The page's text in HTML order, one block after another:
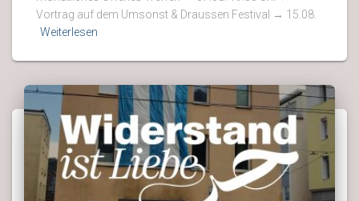
Vortrag auf dem Umsonst & Draussen Festival → 15.08.
Weiterlesen